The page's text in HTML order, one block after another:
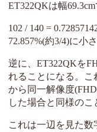
ET322QKは幅69.3cm
102 / 140 =
72.857%(約3/4)に小
逆に、ET322QKを
れることになる。こ
から同一解像度
した場合と同様のこ
これは一辺を見た